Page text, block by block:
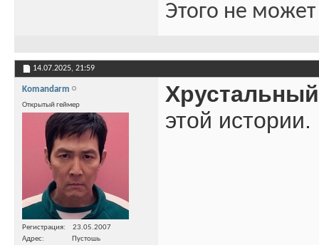
Этого не
14.07.2025, 21:59
Komandarm
Открытый геймер
Регистрация
23.05.2007
Адрес
Пустошь
Хрустальный
этой истории.